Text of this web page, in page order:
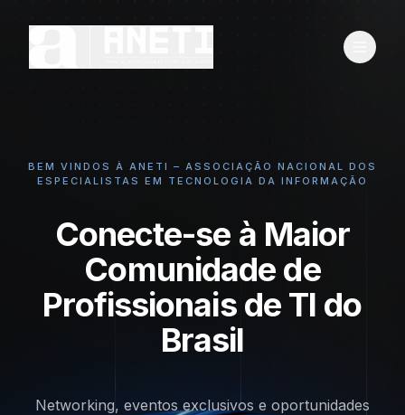
BEM VINDOS À ANETI – ASSOCIAÇÃO NACIONAL DOS
ESPECIALISTAS EM TECNOLOGIA DA INFORMAÇÃO
Conecte-se à Maior
Comunidade de
Profissionais de TI do
Brasil
Networking, eventos exclusivos e oportunidades